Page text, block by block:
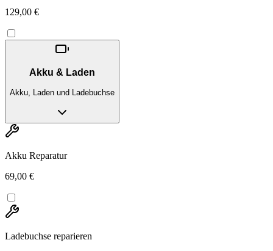
129,00 €
Akku & Laden
Akku, Laden und Ladebuchse
Akku Reparatur
69,00 €
Ladebuchse reparieren